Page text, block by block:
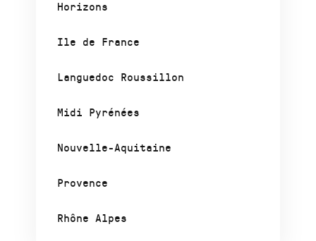
Horizons
Ile de France
Languedoc Roussillon
Midi Pyrénées
Nouvelle-Aquitaine
Provence
Rhône Alpes